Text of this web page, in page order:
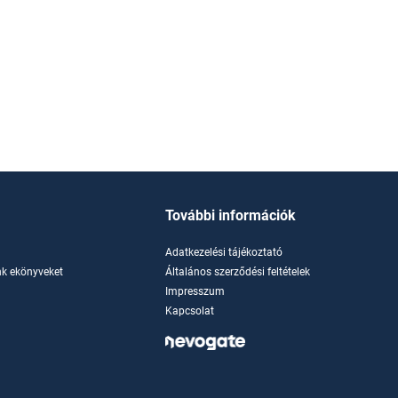
ekönyveket
További információk
Adatkezelési tájékoztató
Általános szerződési feltételek
Impresszum
Kapcsolat